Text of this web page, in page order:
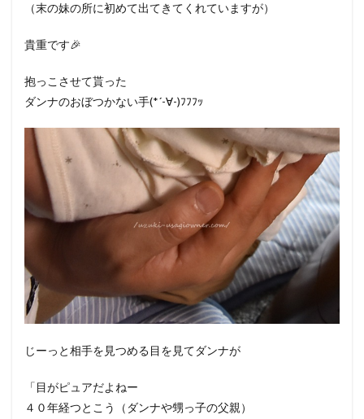
（末の妹の所に初めて出てきてくれていますが）
貴重です🎉
抱っこさせて貰った
ダンナのおぼつかない手(*´-∀-)ﾌﾌﾌｯ
じーっと相手を見つめる目を見てダンナが
「目がピュアだよねー
４０年経つとこう（ダンナや甥っ子の父親）